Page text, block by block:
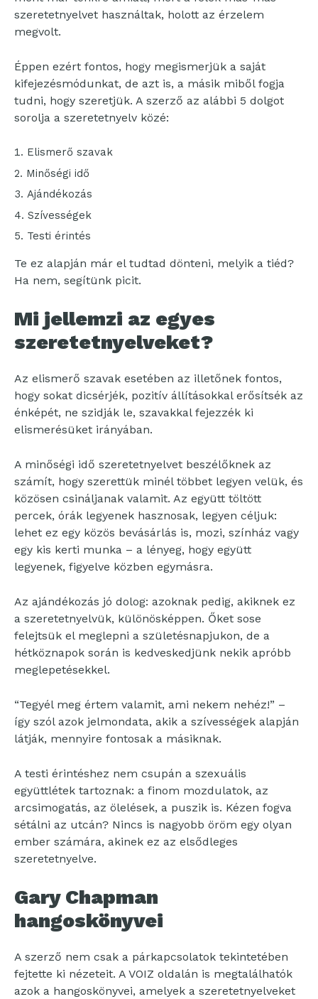
szeretetnyelvet használtak, holott az érzelem
megvolt.
Éppen ezért fontos, hogy megismerjük a saját
kifejezésmódunkat, de azt is, a másik miből fogja
tudni, hogy szeretjük. A szerző az alábbi 5 dolgot
sorolja a szeretetnyelv közé:
Elismerő szavak
Minőségi idő
Ajándékozás
Szívességek
Testi érintés
Te ez alapján már el tudtad dönteni, melyik a tiéd?
Ha nem, segítünk picit.
Mi jellemzi az egyes
szeretetnyelveket?
Az elismerő szavak esetében az illetőnek fontos,
hogy sokat dicsérjék, pozitív állításokkal erősítsék az
énképét, ne szidják le, szavakkal fejezzék ki
elismerésüket irányában.
A minőségi idő szeretetnyelvet beszélőknek az
számít, hogy szerettük minél többet legyen velük, és
közösen csináljanak valamit. Az együtt töltött
percek, órák legyenek hasznosak, legyen céljuk:
lehet ez egy közös bevásárlás is, mozi, színház vagy
egy kis kerti munka – a lényeg, hogy együtt
legyenek, figyelve közben egymásra.
Az ajándékozás jó dolog: azoknak pedig, akiknek ez
a szeretetnyelvük, különösképpen. Őket sose
felejtsük el meglepni a születésnapjukon, de a
hétköznapok során is kedveskedjünk nekik apróbb
meglepetésekkel.
“Tegyél meg értem valamit, ami nekem nehéz!” –
így szól azok jelmondata, akik a szívességek alapján
látják, mennyire fontosak a másiknak.
A testi érintéshez nem csupán a szexuális
együttlétek tartoznak: a finom mozdulatok, az
arcsimogatás, az ölelések, a puszik is. Kézen fogva
sétálni az utcán? Nincs is nagyobb öröm egy olyan
ember számára, akinek ez az elsődleges
szeretetnyelve.
Gary Chapman
hangoskönyvei
A szerző nem csak a párkapcsolatok tekintetében
fejtette ki nézeteit. A VOIZ oldalán is megtalálhatók
azok a hangoskönyvei, amelyek a szeretetnyelveket